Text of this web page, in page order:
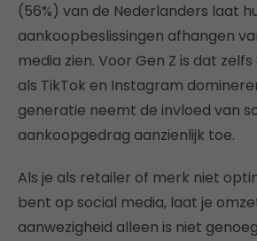
(56%) van de Nederlanders laat
aankoopbeslissingen afhangen
media zien. Voor Gen Z is dat
als TikTok en Instagram
generatie neemt de invloed van
aankoopgedrag aanzienlijk toe.
Als je als retailer of merk niet
bent op social media, laat je
aanwezigheid alleen is niet